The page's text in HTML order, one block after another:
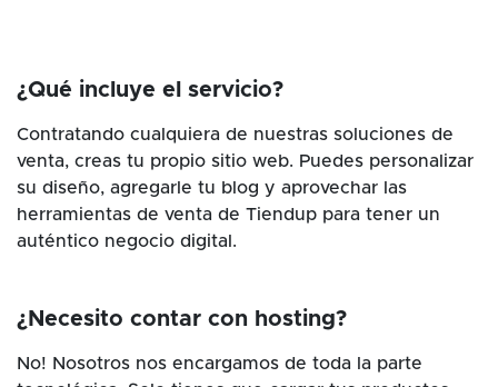
¿Qué incluye el servicio?
Contratando cualquiera de nuestras soluciones de
venta, creas tu propio sitio web. Puedes personalizar
su diseño, agregarle tu blog y aprovechar las
herramientas de venta de Tiendup para tener un
auténtico negocio digital.
¿Necesito contar con hosting?
No! Nosotros nos encargamos de toda la parte